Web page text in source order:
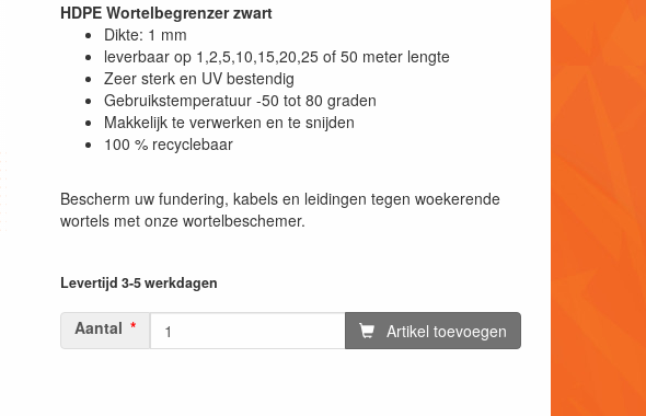
HDPE Wortelbegrenzer zwart
Dikte: 1 mm
leverbaar op 1,2,5,10,15,20,25 of 50 meter lengte
Zeer sterk en UV bestendig
Gebruikstemperatuur -50 tot 80 graden
Makkelijk te verwerken en te snijden
100 % recyclebaar
Bescherm uw fundering, kabels en leidingen tegen woekerende
wortels met onze wortelbeschemer.
Levertijd 3-5 werkdagen
Aantal Artikel toevoegen